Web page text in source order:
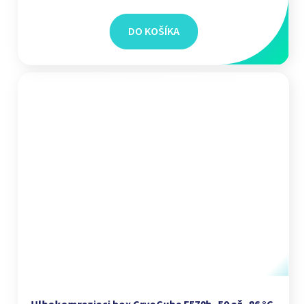
DO KOŠÍKA